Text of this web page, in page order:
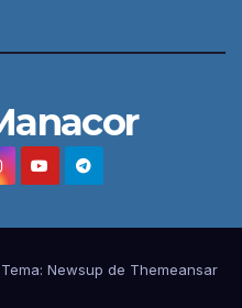
Tema: Newsup de Themeansar